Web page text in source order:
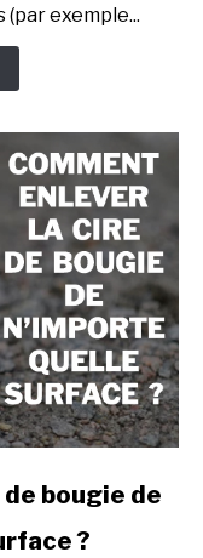
exemple...
bougie de
?